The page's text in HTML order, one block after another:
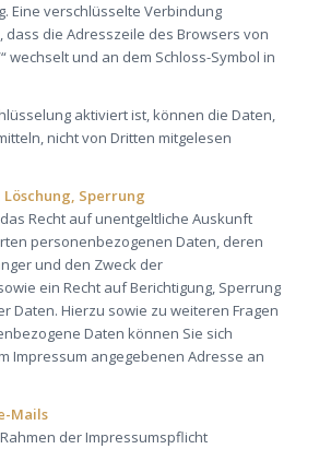
Eine verschlüsselte Verbindung
dass die Adresszeile des Browsers von
wechselt und an dem Schloss-Symbol in
aktiviert ist, können die Daten,
nicht von Dritten mitgelesen
Sperrung
Recht auf unentgeltliche Auskunft
personenbezogenen Daten, deren
und den Zweck der
ein Recht auf Berichtigung, Sperrung
Daten. Hierzu sowie zu weiteren Fragen
Daten können Sie sich
Impressum angegebenen Adresse an
Mails
der Impressumspflicht